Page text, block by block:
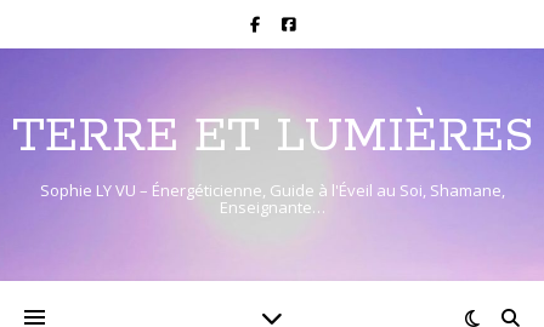
TERRE ET LUMIÈRES
Sophie LY VU – Énergéticienne, Guide à l'Éveil au Soi, Shamane,
Enseignante…